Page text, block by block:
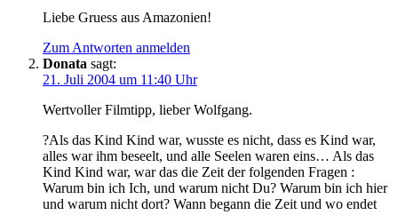
Liebe Gruess aus Amazonien!
Zum Antworten anmelden
Donata sagt:
21. Juli 2004 um 11:40 Uhr
Wertvoller Filmtipp, lieber Wolfgang.
?Als das Kind Kind war, wusste es nicht, dass es Kind war,
alles war ihm beseelt, und alle Seelen waren eins… Als das
Kind Kind war, war das die Zeit der folgenden Fragen :
Warum bin ich Ich, und warum nicht Du? Warum bin ich hier
und warum nicht dort? Wann begann die Zeit und wo endet